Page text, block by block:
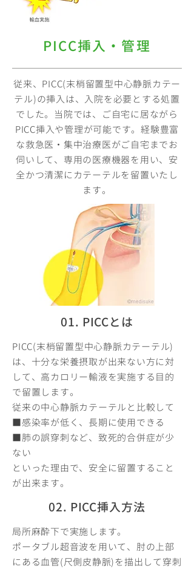
PICC挿入・管理
従来、PICC(末梢留置型中心静脈カテー
テル)の挿入は、入院を必要とする処置
でした。 当院では、ご自宅に居ながら
PICC挿入や管理が可能です。経験豊富
な救急医・集中治療医がご自宅までお
伺いして、専用の医療機器を用い、安
全かつ清潔にカテーテルを留置いたし
ます。
01. PICCとは
PICC(末梢留置型中心静脈カテーテル)
は、十分な栄養摂取が出来ない方に対
して、高カロリー輸液を実施する目的
で留置します。
従来の中心静脈カテーテルと比較して
■感染率が低く、長期に使用できる
■肺の誤穿刺など、致死的合併症が少
ない
といった理由で、安全に留置すること
が出来ます。
02. PICC挿入方法
局所麻酔下で実施します。
ポータブル超音波を用いて、肘の上部
にある血管(尺側皮静脈)を描出して穿刺